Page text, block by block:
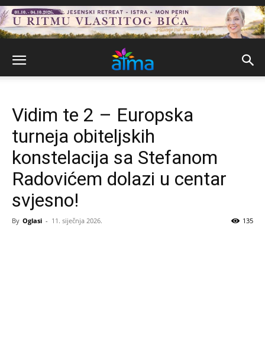
Vidim te 2 – Europska
turneja obiteljskih
konstelacija sa Stefanom
Radovićem dolazi u centar
svjesno!
By Oglasi - 11. siječnja 2026. 135